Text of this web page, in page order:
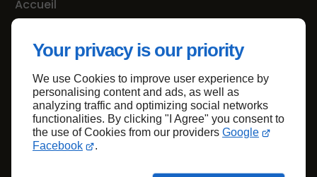
Your privacy is our priority
We use Cookies to improve user experience by
personalising content and ads, as well as
analyzing traffic and optimizing social networks
functionalities. By clicking "I Agree" you consent to
the use of Cookies from our providers Google
Facebook
.
Accueil
Mentions légales
Plan du site
Haut de page